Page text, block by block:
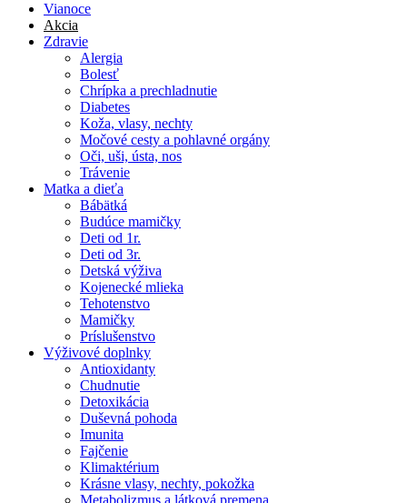
Vianoce
Akcia
Zdravie
Alergia
Bolesť
Chrípka a prechladnutie
Diabetes
Koža, vlasy, nechty
Močové cesty a pohlavné orgány
Oči, uši, ústa, nos
Trávenie
Matka a dieťa
Bábätká
Budúce mamičky
Deti od 1r.
Deti od 3r.
Detská výživa
Kojenecké mlieka
Tehotenstvo
Mamičky
Príslušenstvo
Výživové doplnky
Antioxidanty
Chudnutie
Detoxikácia
Duševná pohoda
Imunita
Fajčenie
Klimaktérium
Krásne vlasy, nechty, pokožka
Metabolizmus a látková premena